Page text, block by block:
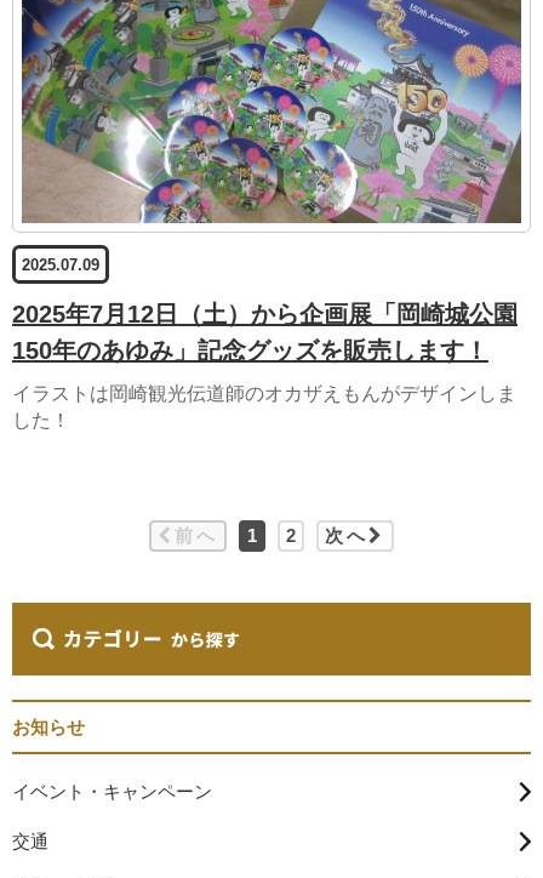
2025.07.09
2025年7月12日（土）から企画展「岡崎城公園
150年のあゆみ」記念グッズを販売します！
イラストは岡崎観光伝道師のオカザえもんがデザインしま
した！
前へ 1 2 次へ
お知らせ
イベント・キャンペーン
交通